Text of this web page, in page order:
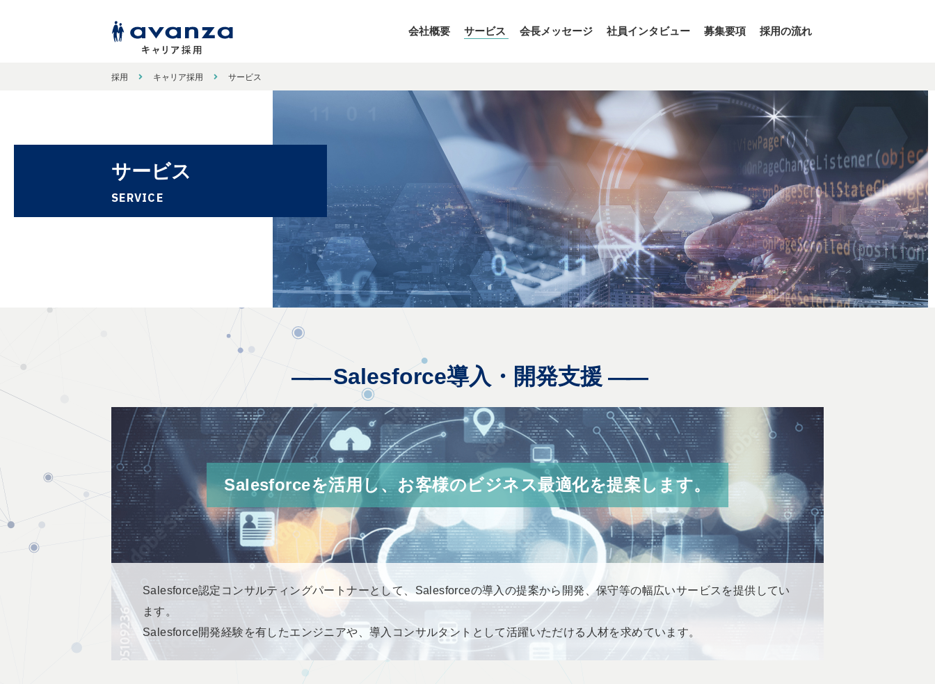
会社概要 サービス 会長メッセージ 社員インタビュー 募集要項 採用の流れ
採用 キャリア採用 サービス
サービス
SERVICE
Salesforce導入・開発支援
Salesforceを活用し、お客様のビジネス最適化を提案します。
Salesforce認定コンサルティングパートナーとして、Salesforceの導入の提案から開発、保守等の幅広いサービスを提供してい
ます。
Salesforce開発経験を有したエンジニアや、導入コンサルタントとして活躍いただける人材を求めています。